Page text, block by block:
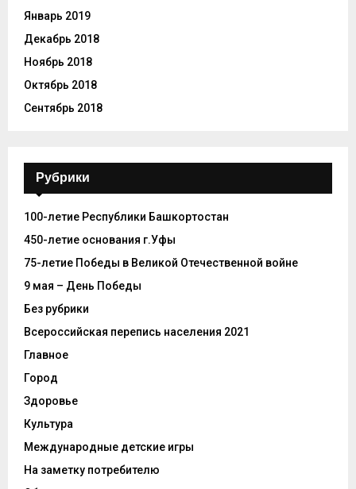
Январь 2019
Декабрь 2018
Ноябрь 2018
Октябрь 2018
Сентябрь 2018
Рубрики
100-летие Республики Башкортостан
450-летие основания г.Уфы
75-летие Победы в Великой Отечественной войне
9 мая – День Победы
Без рубрики
Всероссийская перепись населения 2021
Главное
Город
Здоровье
Культура
Международные детские игры
На заметку потребителю